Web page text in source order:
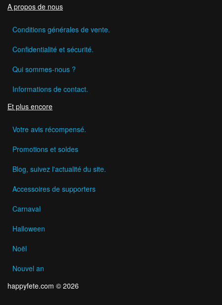
A propos de nous
Conditions générales de vente.
Confidentialité et sécurité.
Qui sommes-nous ?
Informations de contact.
Et plus encore
Votre avis récompensé.
Promotions et soldes
Blog, suivez l'actualité du site.
Accessoires de supporters
Carnaval
Halloween
Noël
Nouvel an
happyfete.com © 2026